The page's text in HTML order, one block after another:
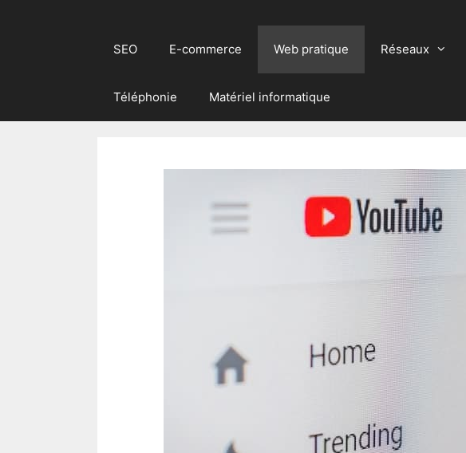
SEO E-commerce Web pratique Réseaux
Téléphonie Matériel informatique